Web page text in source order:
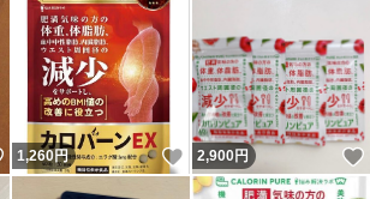
いいね！
1,260円 いいね！
2,900円